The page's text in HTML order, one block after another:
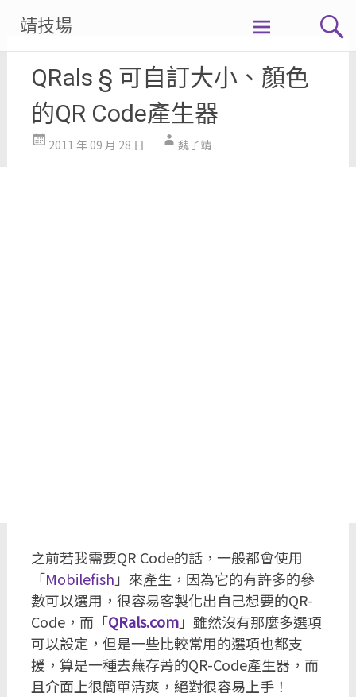
content
靖技場
QRals § 可自訂大小、顏色
的QR Code產生器
2011 年 09 月 28 日 魏子靖
之前若我需要QR Code的話，一般都會使用
「Mobilefish 」來產生，因為它的有許多的參
數可以選用，很容易客製化出自己想要的QR-
Code，而「QRals.com」雖然沒有那麼多選項
可以設定，但是一些比較常用的選項也都支
援，算是一種去蕪存菁的QR-Code產生器，而
且介面上很簡單清爽，絕對很容易上手！